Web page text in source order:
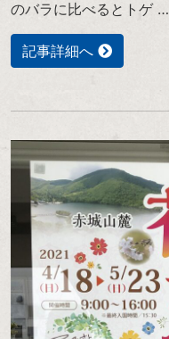
のバラに比べるとトゲ …
記事詳細へ